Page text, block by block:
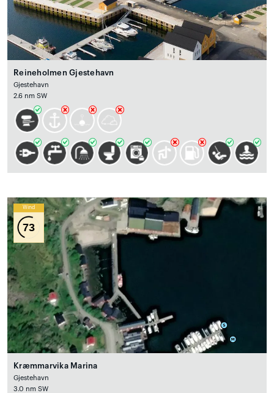
Reineholmen Gjestehavn
Gjestehavn
2.6 nm SW
Wind
73
Kræmmarvika Marina
Gjestehavn
3.0 nm SW